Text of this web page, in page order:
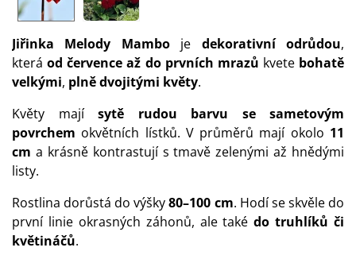
Jiřinka Melody Mamboje dekorativní odrůdou,
kteráod července až do prvních mrazů kvete bohatě
velkými, plně dvojitými květy.
Květy majísytě rudou barvu se sametovým
povrchem okvětních lístků. V průměrů mají okolo 11
cm a krásně kontrastují s tmavě zelenými až hnědými
listy.
Rostlina dorůstá do výšky80–100 cm. Hodí se skvěle do
první linie okrasných záhonů, ale takédo truhlíků či
květináčů.